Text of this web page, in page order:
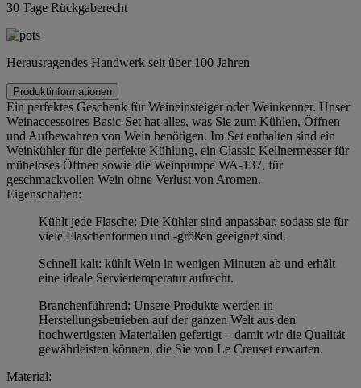
30 Tage Rückgaberecht
Herausragendes Handwerk seit über 100 Jahren
Produktinformationen
Ein perfektes Geschenk für Weineinsteiger oder Weinkenner. Unser
Weinaccessoires Basic-Set hat alles, was Sie zum Kühlen, Öffnen
und Aufbewahren von Wein benötigen. Im Set enthalten sind ein
Weinkühler für die perfekte Kühlung, ein Classic Kellnermesser für
müheloses Öffnen sowie die Weinpumpe WA-137, für
geschmackvollen Wein ohne Verlust von Aromen.
Eigenschaften:
Kühlt jede Flasche: Die Kühler sind anpassbar, sodass sie für
viele Flaschenformen und -größen geeignet sind.
Schnell kalt: kühlt Wein in wenigen Minuten ab und erhält
eine ideale Serviertemperatur aufrecht.
Branchenführend: Unsere Produkte werden in
Herstellungsbetrieben auf der ganzen Welt aus den
hochwertigsten Materialien gefertigt – damit wir die Qualität
gewährleisten können, die Sie von Le Creuset erwarten.
Material: